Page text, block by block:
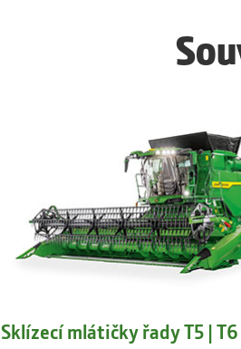
Sklízecí mlátičky řady T5 | T6